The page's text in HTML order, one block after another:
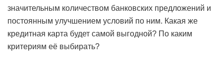
значительным количеством банковских предложений и
постоянным улучшением условий по ним. Какая же
кредитная карта будет самой выгодной? По каким
критериям её выбирать?